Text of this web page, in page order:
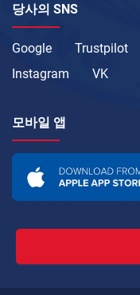
당사의 SNS
Google Trustpilot
Instagram
VK
모바일 앱